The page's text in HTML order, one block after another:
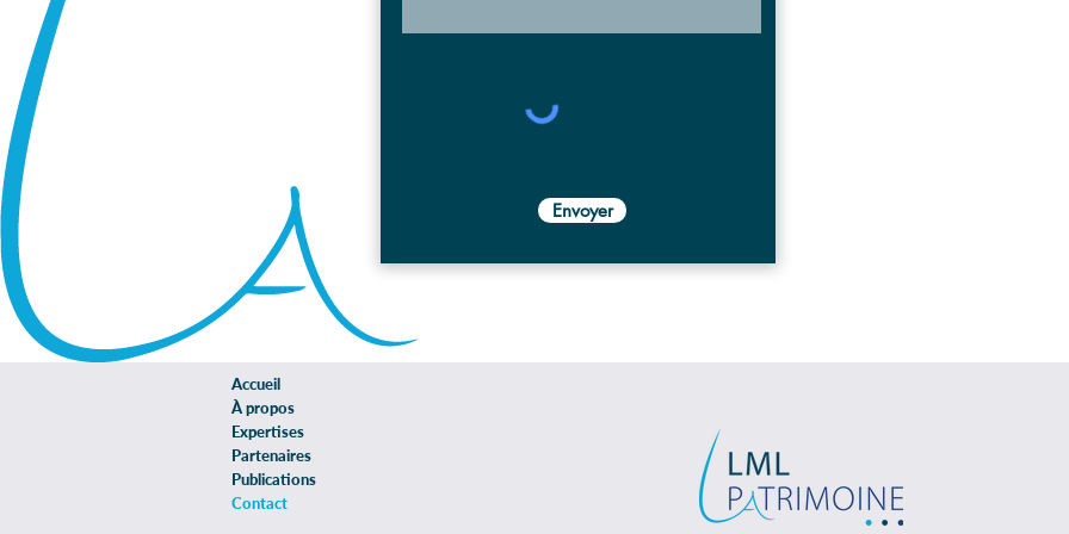
Envoyer
Accueil
À propos
Expertises
Partenaires
Publications
Contact